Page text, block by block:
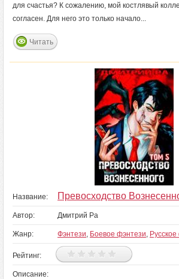
для счастья? К сожалению, мой костлявый
согласен. Для него это только начало...
Читать
Название: Превосходство
Автор: Дмитрий Ра
Жанр: Фэнтези, Боевое фэнтези,
Рейтинг:
Описание: